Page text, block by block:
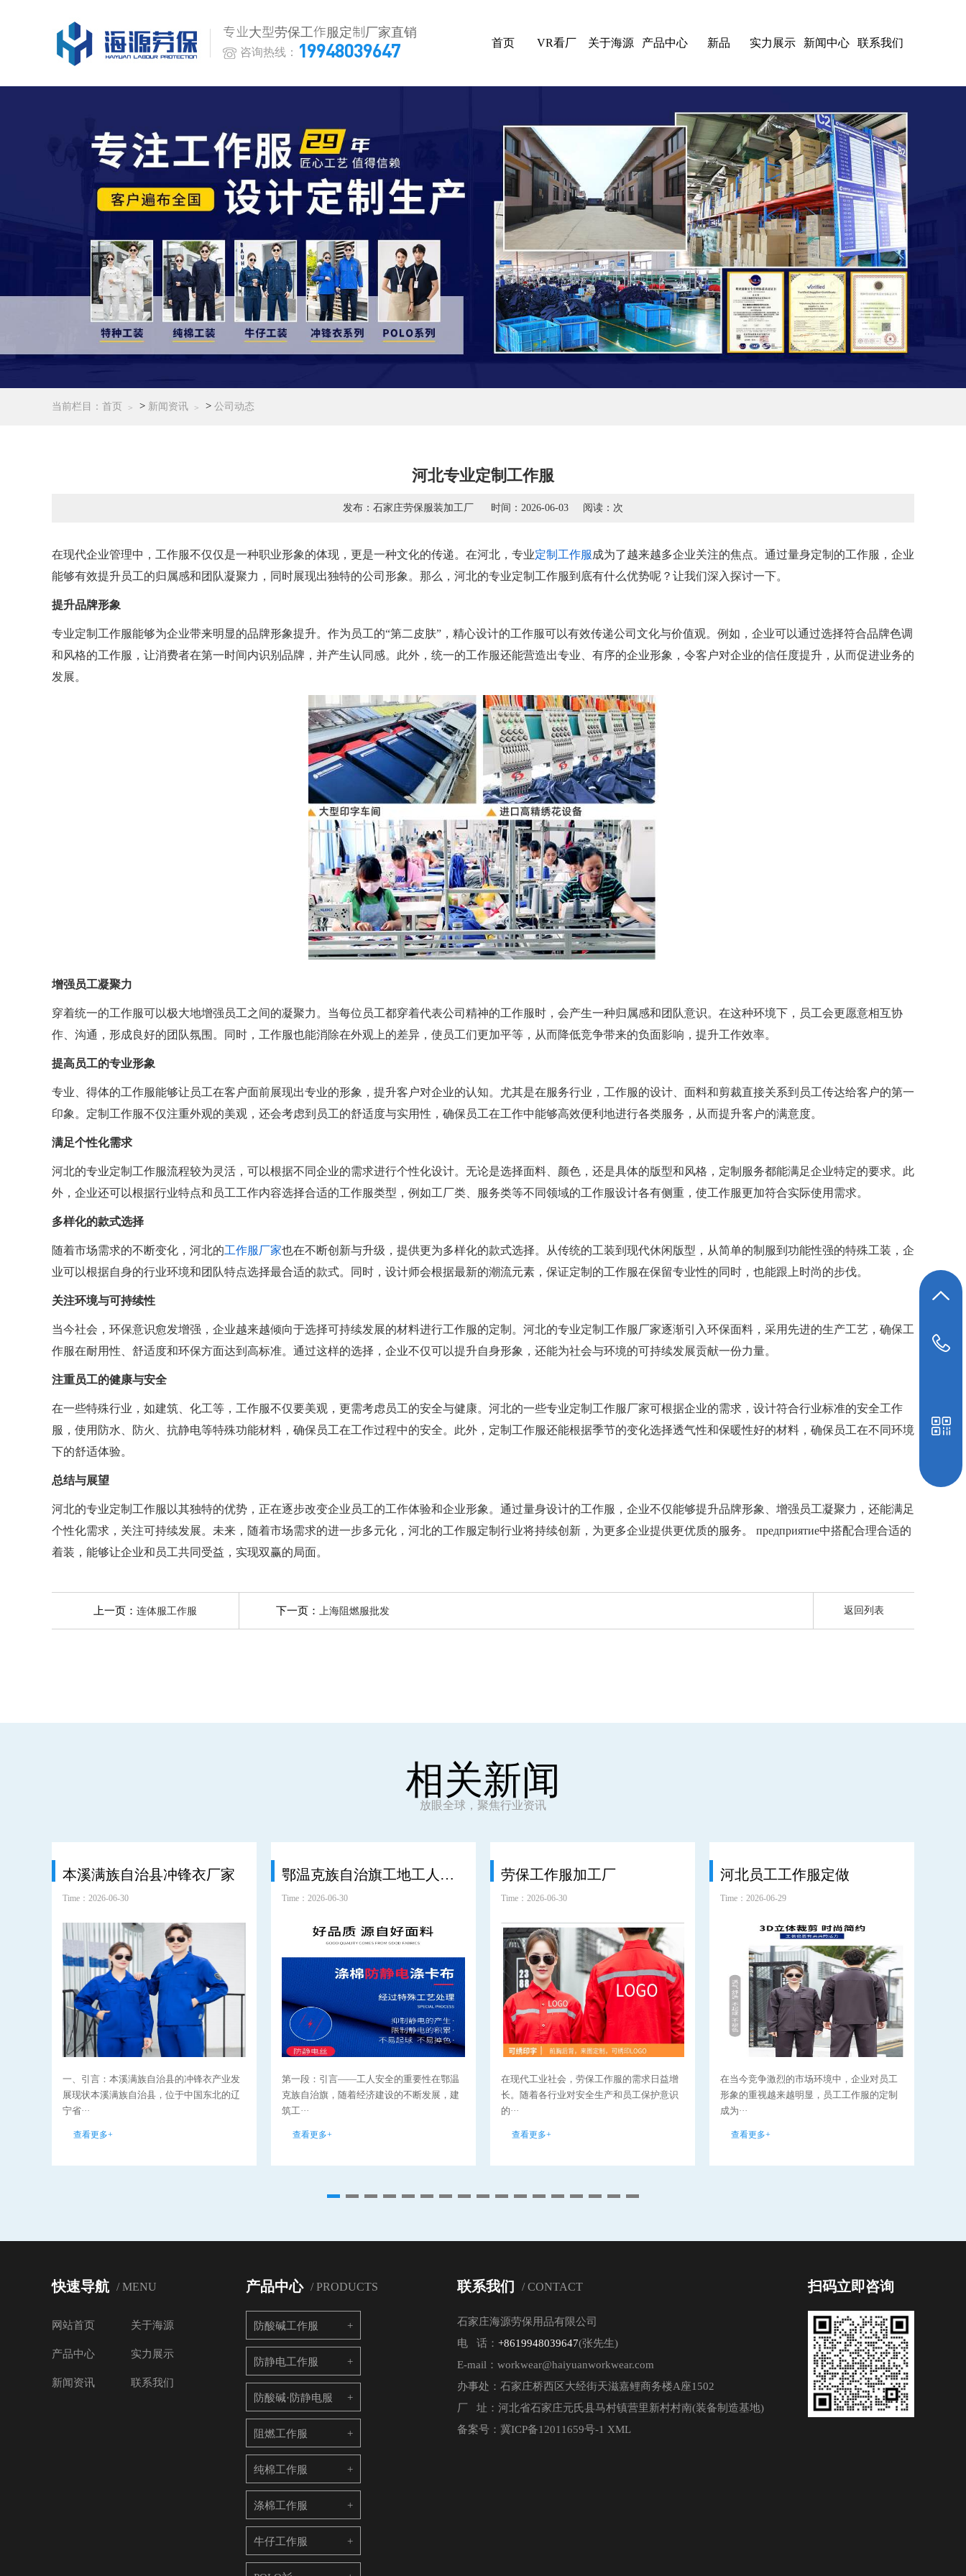
专业大型劳保工作服定制厂家直销
咨询热线： 19948039647
首页 VR看厂 关于海源 产品中心 新品 实力展示 新闻中心 联系我们
当前栏目： 首页 > 新闻资讯 > 公司动态
河北专业定制工作服
发布：石家庄劳保服装加工厂 时间：2026-06-03 阅读： 次
在现代企业管理中，工作服不仅仅是一种职业形象的体现，更是一种文化的传递。在河北，专业定制工作服 成为了越来越多企业关注的焦点。通过量身定制的工作服，企业
能够有效提升员工的归属感和团队凝聚力，同时展现出独特的公司形象。那么，河北的专业定制工作服到底有什么优势呢？让我们深入探讨一下。
提升品牌形象
专业定制工作服能够为企业带来明显的品牌形象提升。作为员工的“第二皮肤”，精心设计的工作服可以有效传递公司文化与价值观。例如，企业可以通过选择符合品牌色调
和风格的工作服，让消费者在第一时间内识别品牌，并产生认同感。此外，统一的工作服还能营造出专业、有序的企业形象，令客户对企业的信任度提升，从而促进业务的
发展。
增强员工凝聚力
穿着统一的工作服可以极大地增强员工之间的凝聚力。当每位员工都穿着代表公司精神的工作服时，会产生一种归属感和团队意识。在这种环境下，员工会更愿意相互协
作、沟通，形成良好的团队氛围。同时，工作服也能消除在外观上的差异，使员工们更加平等，从而降低竞争带来的负面影响，提升工作效率。
提高员工的专业形象
专业、得体的工作服能够让员工在客户面前展现出专业的形象，提升客户对企业的认知。尤其是在服务行业，工作服的设计、面料和剪裁直接关系到员工传达给客户的第一
印象。定制工作服不仅注重外观的美观，还会考虑到员工的舒适度与实用性，确保员工在工作中能够高效便利地进行各类服务，从而提升客户的满意度。
满足个性化需求
河北的专业定制工作服流程较为灵活，可以根据不同企业的需求进行个性化设计。无论是选择面料、颜色，还是具体的版型和风格，定制服务都能满足企业特定的要求。此
外，企业还可以根据行业特点和员工工作内容选择合适的工作服类型，例如工厂类、服务类等不同领域的工作服设计各有侧重，使工作服更加符合实际使用需求。
多样化的款式选择
随着市场需求的不断变化，河北的工作服厂家也在不断创新与升级，提供更为多样化的款式选择。从传统的工装到现代休闲版型，从简单的制服到功能性强的特殊工装，企
业可以根据自身的行业环境和团队特点选择最合适的款式。同时，设计师会根据最新的潮流元素，保证定制的工作服在保留专业性的同时，也能跟上时尚的步伐。
关注环境与可持续性
当今社会，环保意识愈发增强，企业越来越倾向于选择可持续发展的材料进行工作服的定制。河北的专业定制工作服厂家逐渐引入环保面料，采用先进的生产工艺，确保工
作服在耐用性、舒适度和环保方面达到高标准。通过这样的选择，企业不仅可以提升自身形象，还能为社会与环境的可持续发展贡献一份力量。
注重员工的健康与安全
在一些特殊行业，如建筑、化工等，工作服不仅要美观，更需考虑员工的安全与健康。河北的一些专业定制工作服厂家可根据企业的需求，设计符合行业标准的安全工作
服，使用防水、防火、抗静电等特殊功能材料，确保员工在工作过程中的安全。此外，定制工作服还能根据季节的变化选择透气性和保暖性好的材料，确保员工在不同环境
下的舒适体验。
总结与展望
河北的专业定制工作服以其独特的优势，正在逐步改变企业员工的工作体验和企业形象。通过量身设计的工作服，企业不仅能够提升品牌形象、增强员工凝聚力，还能满足
个性化需求，关注可持续发展。未来，随着市场需求的进一步多元化，河北的工作服定制行业将持续创新，为更多企业提供更优质的服务。 предприятие中搭配合理合适的
着装，能够让企业和员工共同受益，实现双赢的局面。
上一页： 连体服工作服 下一页： 上海阻燃服批发 返回列表
相关新闻
放眼全球，聚焦行业资讯
本溪满族自治县冲锋衣厂家
Time：2026-06-30
一、引言：本溪满族自治县的冲锋衣产业发
展现状本溪满族自治县，位于中国东北的辽
宁省···
查看更多+
鄂温克族自治旗工地工人劳保服工装
Time：2026-06-30
第一段：引言——工人安全的重要性在鄂温
克族自治旗，随着经济建设的不断发展，建
筑工···
查看更多+
劳保工作服加工厂
Time：2026-06-30
在现代工业社会，劳保工作服的需求日益增
长。随着各行业对安全生产和员工保护意识
的···
查看更多+
河北员工工作服定做
Time：2026-06-29
在当今竞争激烈的市场环境中，企业对员工
形象的重视越来越明显，员工工作服的定制
成为···
查看更多+
快速导航 / MENU
网站首页 关于海源
产品中心 实力展示
新闻资讯 联系我们
产品中心 / PRODUCTS
防酸碱工作服
防静电工作服
防酸碱·防静电服
阻燃工作服
纯棉工作服
涤棉工作服
牛仔工作服
联系我们 / CONTACT
石家庄海源劳保用品有限公司
电 话： +8619948039647(张先生)
E-mail：workwear@haiyuanworkwear.com
办事处：石家庄桥西区大经街天滋嘉鲤商务楼A座1502
厂 址：河北省石家庄元氏县马村镇营里新村村南(装备制造基地)
备案号： 冀ICP备12011659号-1 XML
扫码立即咨询